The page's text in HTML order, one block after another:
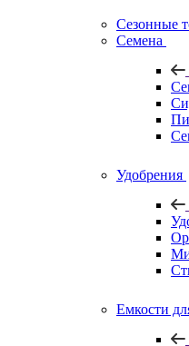
Сезонные
Семена
Удобрения
Емкости